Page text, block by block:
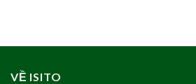
VỀ ISITO